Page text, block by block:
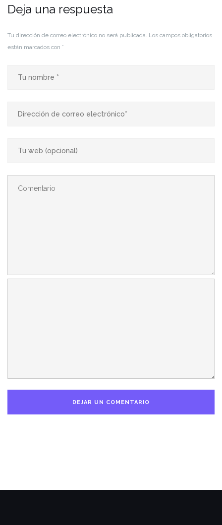
Deja una respuesta
Tu dirección de correo electrónico no será publicada. Los campos obligatorios
están marcados con *